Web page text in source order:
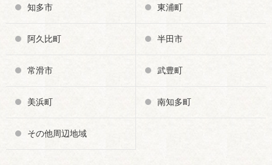
知多市 東浦町
阿久比町 半田市
常滑市 武豊町
美浜町 南知多町
その他周辺地域